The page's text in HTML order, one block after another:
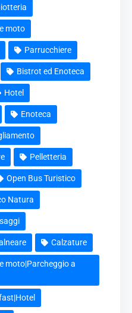
moto
Parrucchiere
Bistrot ed Enoteca
Hotel
Enoteca
Pelletteria
Open Bus Turistico
Natura
Calzature
moto|Parcheggio a